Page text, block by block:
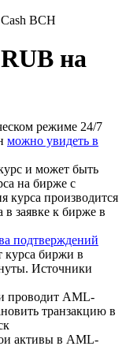
BCH
на
режиме 24/7
можно увидеть в
и может быть
на бирже с
курса производится
в заявке к бирже в
подтверждений
курса биржи в
Источники
проводит AML-
транзакцию в
активы в AML-